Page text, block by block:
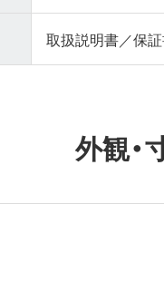
取扱説明書／保
外観・